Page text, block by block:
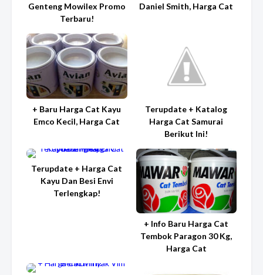
Genteng Mowilex Promo
Terbaru!
Daniel Smith, Harga Cat
+ Baru Harga Cat Kayu
Emco Kecil, Harga Cat
Terupdate + Katalog
Harga Cat Samurai
Berikut Ini!
Terupdate + Harga Cat
Kayu Dan Besi Envi
Terlengkap!
+ Info Baru Harga Cat
Tembok Paragon 30 Kg,
Harga Cat